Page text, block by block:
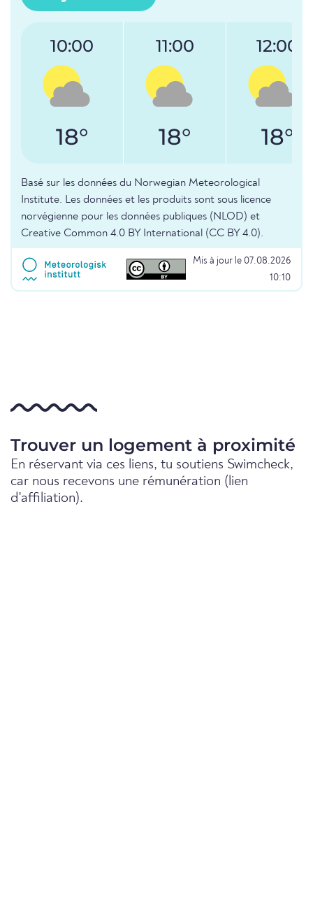
10:00
18°
11:00
18°
12:00
18°
Basé sur les données du Norwegian Meteorological
Institute. Les données et les produits sont sous licence
norvégienne pour les données publiques (NLOD) et
Creative Common 4.0 BY International (CC BY 4.0).
Mis à jour le 07.08.2026
10:10
Trouver un logement à proximité
En réservant via ces liens, tu soutiens Swimcheck,
car nous recevons une rémunération (lien
d'affiliation).